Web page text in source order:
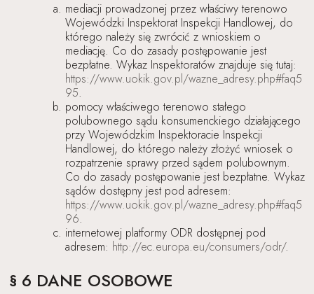
mediacji prowadzonej przez właściwy terenowo
Wojewódzki Inspektorat Inspekcji Handlowej, do
którego należy się zwrócić z wnioskiem o
mediację. Co do zasady postępowanie jest
bezpłatne. Wykaz Inspektoratów znajduje się tutaj:
https://www.uokik.gov.pl/wazne_adresy.php#faq5
95.
pomocy właściwego terenowo stałego
polubownego sądu konsumenckiego działającego
przy Wojewódzkim Inspektoracie Inspekcji
Handlowej, do którego należy złożyć wniosek o
rozpatrzenie sprawy przed sądem polubownym.
Co do zasady postępowanie jest bezpłatne. Wykaz
sądów dostępny jest pod adresem:
https://www.uokik.gov.pl/wazne_adresy.php#faq5
96.
internetowej platformy ODR dostępnej pod
adresem: http://ec.europa.eu/consumers/odr/.
§ 6 DANE OSOBOWE